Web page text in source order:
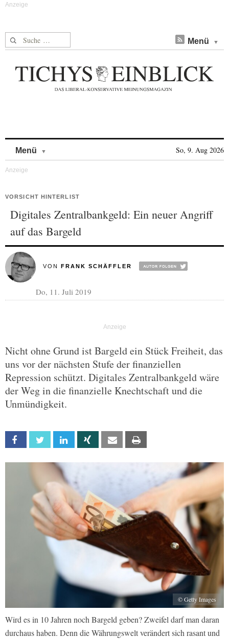
Suche nach: Menü
Menü So, 9. Aug 2026
VORSICHT HINTERLIST
Digitales Zentralbankgeld: Ein neuer Angriff
auf das Bargeld
VON FRANK SCHÄFFLER
Do, 11. Juli 2019
Nicht ohne Grund ist Bargeld ein Stück Freiheit, das
uns vor der nächsten Stufe der finanziellen
Repression schützt. Digitales Zentralbankgeld wäre
der Weg in die finanzielle Knechtschaft und die
Unmündigkeit.
Facebook Twitter Linkedin Xing Email
© Getty Images
Wird es in 10 Jahren noch Bargeld geben? Zweifel darf man daran
durchaus haben. Denn die Währungswelt verändert sich rasant und